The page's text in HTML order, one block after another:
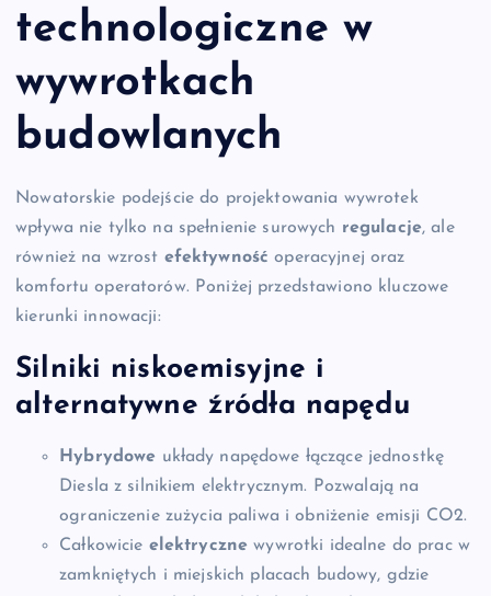
technologiczne w
wywrotkach
budowlanych
Nowatorskie podejście do projektowania wywrotek
wpływa nie tylko na spełnienie surowych regulacje, ale
również na wzrost efektywność operacyjnej oraz
komfortu operatorów. Poniżej przedstawiono kluczowe
kierunki innowacji:
Silniki niskoemisyjne i
alternatywne źródła napędu
Hybrydowe układy napędowe łączące jednostkę
Diesla z silnikiem elektrycznym. Pozwalają na
ograniczenie zużycia paliwa i obniżenie emisji CO2.
Całkowicie elektryczne wywrotki idealne do prac w
zamkniętych i miejskich placach budowy, gdzie